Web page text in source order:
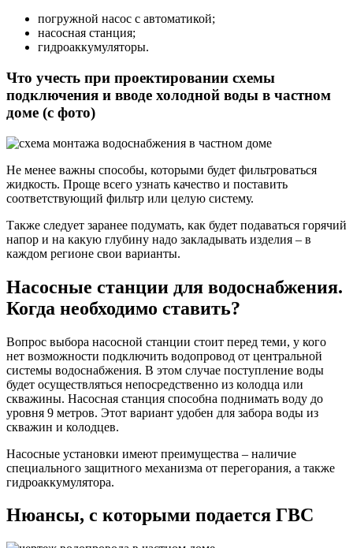
погружной насос с автоматикой;
насосная станция;
гидроаккумуляторы.
Что учесть при проектировании схемы
подключения и вводе холодной воды в частном
доме (с фото)
Не менее важны способы, которыми будет фильтроваться
жидкость. Проще всего узнать качество и поставить
соответствующий фильтр или целую систему.
Также следует заранее подумать, как будет подаваться горячий
напор и на какую глубину надо закладывать изделия – в
каждом регионе свои варианты.
Насосные станции для водоснабжения.
Когда необходимо ставить?
Вопрос выбора насосной станции стоит перед теми, у кого
нет возможности подключить водопровод от центральной
системы водоснабжения. В этом случае поступление воды
будет осуществляться непосредственно из колодца или
скважины. Насосная станция способна поднимать воду до
уровня 9 метров. Этот вариант удобен для забора воды из
скважин и колодцев.
Насосные установки имеют преимущества – наличие
специального защитного механизма от перегорания, а также
гидроаккумулятора.
Нюансы, с которыми подается ГВС